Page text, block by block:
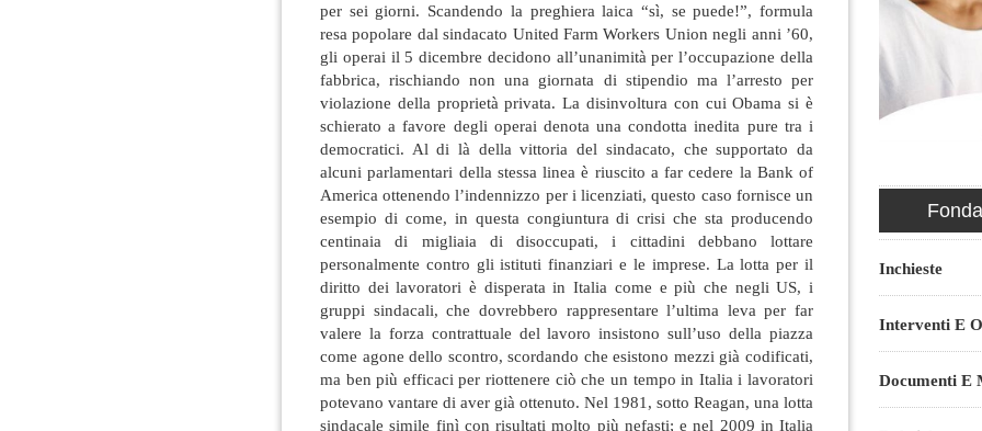
per sei giorni. Scandendo la preghiera laica “sì, se puede!”, formula
resa popolare dal sindacato United Farm Workers Union negli anni ’60,
gli operai il 5 dicembre decidono all’unanimità per l’occupazione della
fabbrica, rischiando non una giornata di stipendio ma l’arresto per
violazione della proprietà privata. La disinvoltura con cui Obama si è
schierato a favore degli operai denota una condotta inedita pure tra i
democratici. Al di là della vittoria del sindacato, che supportato da
alcuni parlamentari della stessa linea è riuscito a far cedere la Bank of
America ottenendo l’indennizzo per i licenziati, questo caso fornisce un
esempio di come, in questa congiuntura di crisi che sta producendo
centinaia di migliaia di disoccupati, i cittadini debbano lottare
personalmente contro gli istituti finanziari e le imprese. La lotta per il
diritto dei lavoratori è disperata in Italia come e più che negli US, i
gruppi sindacali, che dovrebbero rappresentare l’ultima leva per far
valere la forza contrattuale del lavoro insistono sull’uso della piazza
come agone dello scontro, scordando che esistono mezzi già codificati,
ma ben più efficaci per riottenere ciò che un tempo in Italia i lavoratori
potevano vantare di aver già ottenuto. Nel 1981, sotto Reagan, una lotta
sindacale simile finì con risultati molto più nefasti; e nel 2009 in Italia
Inchieste
Interventi E
Documenti E